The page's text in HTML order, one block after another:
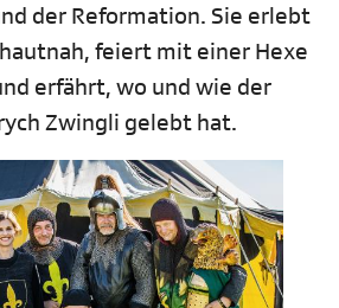
der Reformation. Sie erlebt
feiert mit einer Hexe
erfährt, wo und wie der
Zwingli gelebt hat.